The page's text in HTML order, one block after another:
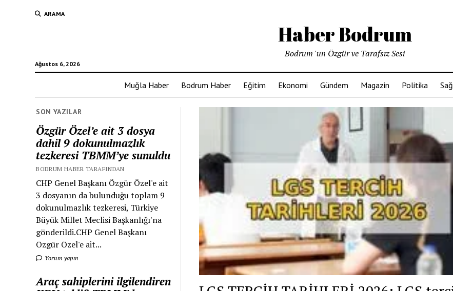
ARAMA
Haber Bodrum
Ağustos 6, 2026
Bodrum 'un Özgür ve Tarafsız Sesi
Muğla Haber Bodrum Haber Eğitim Ekonomi Gündem Magazin Politika
SON YAZILAR
Özgür Özel’e ait 3 dosya
dahil 9 dokunulmazlık
tezkeresi TBMM’ye sunuldu
BODRUM HABER TARAFINDAN
CHP Genel Başkanı Özgür Özel'e ait
3 dosyanın da bulunduğu toplam 9
dokunulmazlık tezkeresi, Türkiye
Büyük Millet Meclisi Başkanlığı'na
gönderildi.CHP Genel Başkanı
Özgür Özel'e ait...
Yorum yapın
Araç sahiplerini ilgilendiren